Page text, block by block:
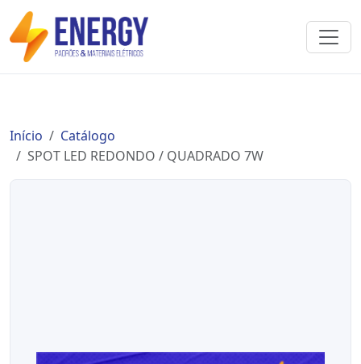
Início
Catálogo
SPOT LED REDONDO / QUADRADO 7W